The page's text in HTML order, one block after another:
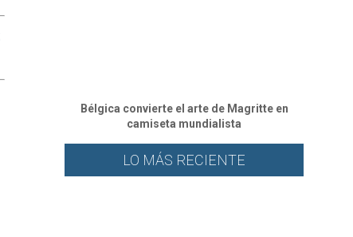
Bélgica convierte el arte de Magritte en
camiseta mundialista
LO MÁS RECIENTE